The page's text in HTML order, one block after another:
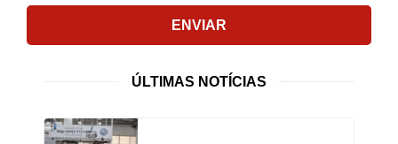
ENVIAR
ÚLTIMAS NOTÍCIAS